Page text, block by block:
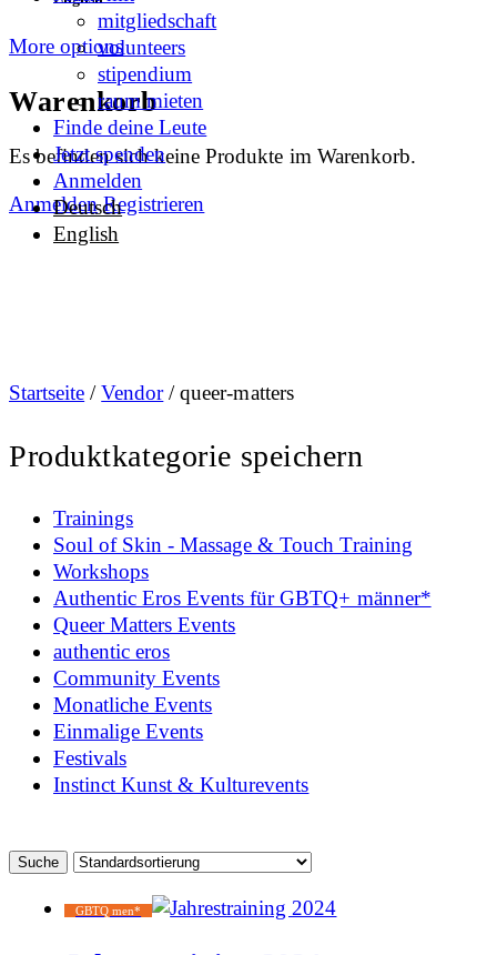
More options
Warenkorb
Es befinden sich keine Produkte im Warenkorb.
Anmelden Registrieren
mitgliedschaft
volunteers
stipendium
raum mieten
Finde deine Leute
Jetzt spenden
Anmelden
Deutsch
English
Startseite /Vendor/ queer-matters
Produktkategorie speichern
Trainings
Soul of Skin - Massage & Touch Training
Workshops
Authentic Eros Events für GBTQ+ männer*
Queer Matters Events
authentic eros
Community Events
Monatliche Events
Einmalige Events
Festivals
Instinct Kunst & Kulturevents
GBTQ men*